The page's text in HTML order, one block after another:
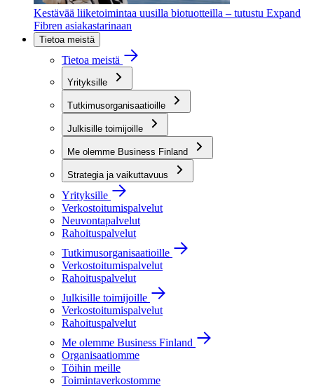
Kestävää liiketoimintaa uusilla biotuotteilla – tutustu Expand
Fibren asiakastarinaan
Tietoa meistä
Tietoa meistä
Yrityksille
Tutkimusorganisaatioille
Julkisille toimijoille
Me olemme Business Finland
Strategia ja vaikuttavuus
Yrityksille
Verkostoitumispalvelut
Neuvontapalvelut
Rahoituspalvelut
Tutkimusorganisaatioille
Verkostoitumispalvelut
Rahoituspalvelut
Julkisille toimijoille
Verkostoitumispalvelut
Rahoituspalvelut
Me olemme Business Finland
Organisaatiomme
Töihin meille
Toimintaverkostomme